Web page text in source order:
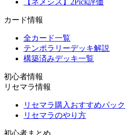
【ネメシス】2Pick評価
カード情報
全カード一覧
テンポラリーデッキ解説
構築済みデッキ一覧
初心者情報
リセマラ情報
リセマラ購入おすすめパック
リセマラのやり方
初心者まとめ